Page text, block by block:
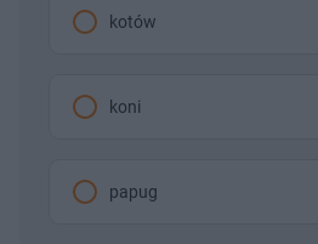
kotów
koni
papug